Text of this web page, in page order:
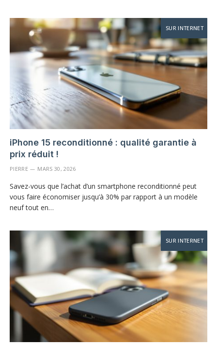
SUR INTERNET
iPhone 15 reconditionné : qualité garantie à
prix réduit !
PIERRE MARS 30, 2026
Savez-vous que l’achat d’un smartphone reconditionné peut
vous faire économiser jusqu’à 30% par rapport à un modèle
neuf tout en…
SUR INTERNET